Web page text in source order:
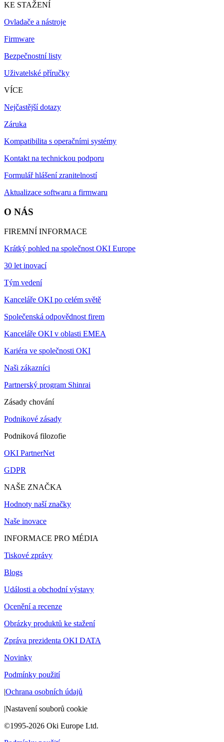
KE STAŽENÍ
Ovladače a nástroje
Firmware
Bezpečnostní listy
Uživatelské příručky
VÍCE
Nejčastější dotazy
Záruka
Kompatibilita s operačními systémy
Kontakt na technickou podporu
Formulář hlášení zranitelností
Aktualizace softwaru a firmwaru
O NÁS
FIREMNÍ INFORMACE
Krátký pohled na společnost OKI Europe
30 let inovací
Tým vedení
Kanceláře OKI po celém světě
Společenská odpovědnost firem
Kanceláře OKI v oblasti EMEA
Kariéra ve společnosti OKI
Naši zákazníci
Partnerský program Shinrai
Zásady chování
Podnikové zásady
Podniková filozofie
OKI PartnerNet
GDPR
NAŠE ZNAČKA
Hodnoty naší značky
Naše inovace
INFORMACE PRO MÉDIA
Tiskové zprávy
Blogs
Události a obchodní výstavy
Ocenění a recenze
Obrázky produktů ke stažení
Zpráva prezidenta OKI DATA
Novinky
Podmínky použití
|Ochrana osobních údajů
|Nastavení souborů cookie
©1995-2026 Oki Europe Ltd.